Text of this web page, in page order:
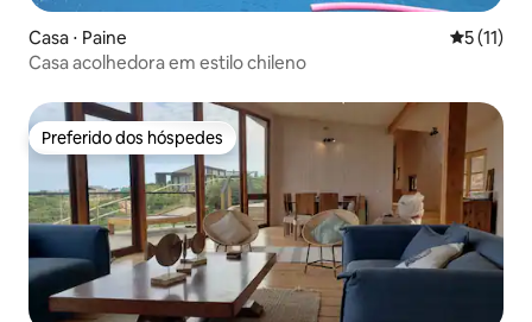
Casa ⋅ Paine 5 de uma
5 (11)
Casa acolhedora em estilo chileno
Preferido dos hóspedes
Preferido dos hóspedes